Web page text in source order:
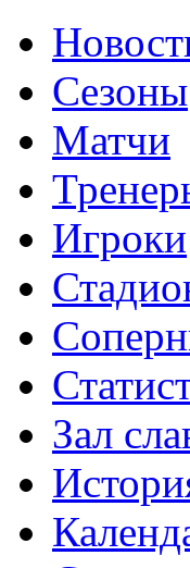
Сезоны
Матчи
Игроки
Зал